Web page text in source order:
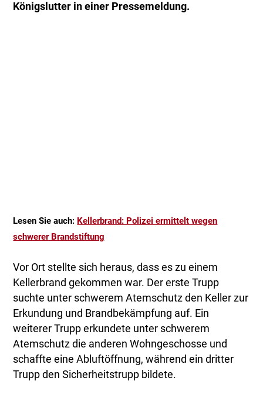
Königslutter in einer Pressemeldung.
Lesen Sie auch: Kellerbrand: Polizei ermittelt wegen
schwerer Brandstiftung
Vor Ort stellte sich heraus, dass es zu einem
Kellerbrand gekommen war. Der erste Trupp
suchte unter schwerem Atemschutz den Keller zur
Erkundung und Brandbekämpfung auf. Ein
weiterer Trupp erkundete unter schwerem
Atemschutz die anderen Wohngeschosse und
schaffte eine Abluftöffnung, während ein dritter
Trupp den Sicherheitstrupp bildete.